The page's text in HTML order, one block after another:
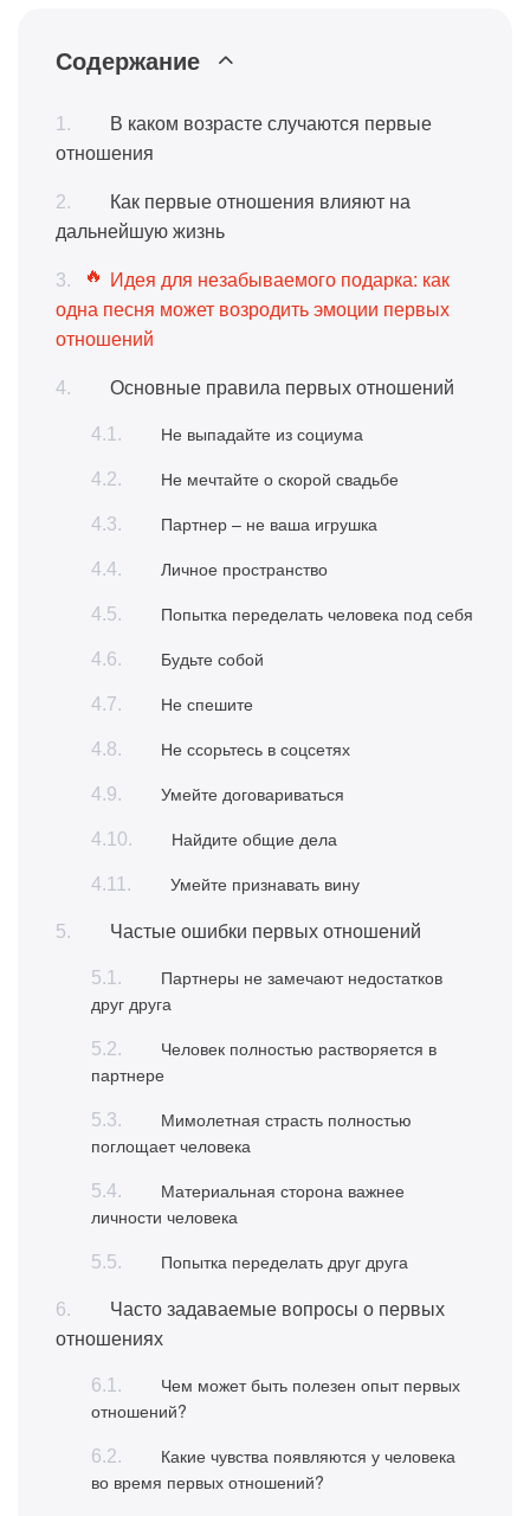
Содержание
В каком возрасте случаются первые
отношения
Как первые отношения влияют на
дальнейшую жизнь
Идея для незабываемого подарка: как
одна песня может возродить эмоции первых
отношений
Основные правила первых отношений
Не выпадайте из социума
Не мечтайте о скорой свадьбе
Партнер – не ваша игрушка
Личное пространство
Попытка переделать человека под себя
Будьте собой
Не спешите
Не ссорьтесь в соцсетях
Умейте договариваться
Найдите общие дела
Умейте признавать вину
Частые ошибки первых отношений
Партнеры не замечают недостатков
друг друга
Человек полностью растворяется в
партнере
Мимолетная страсть полностью
поглощает человека
Материальная сторона важнее
личности человека
Попытка переделать друг друга
Часто задаваемые вопросы о первых
отношениях
Чем может быть полезен опыт первых
отношений?
Какие чувства появляются у человека
во время первых отношений?